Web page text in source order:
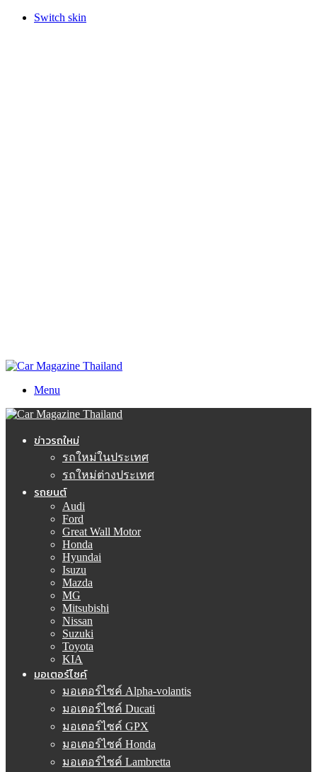
Switch skin
Menu
ข่าวรถใหม่
รถใหม่ในประเทศ
รถใหม่ต่างประเทศ
รถยนต์
Audi
Ford
Great Wall Motor
Honda
Hyundai
Isuzu
Mazda
MG
Mitsubishi
Nissan
Suzuki
Toyota
KIA
มอเตอร์ไซค์
มอเตอร์ไซค์ Alpha-volantis
มอเตอร์ไซค์ Ducati
มอเตอร์ไซค์ GPX
มอเตอร์ไซค์ Honda
มอเตอร์ไซค์ Lambretta